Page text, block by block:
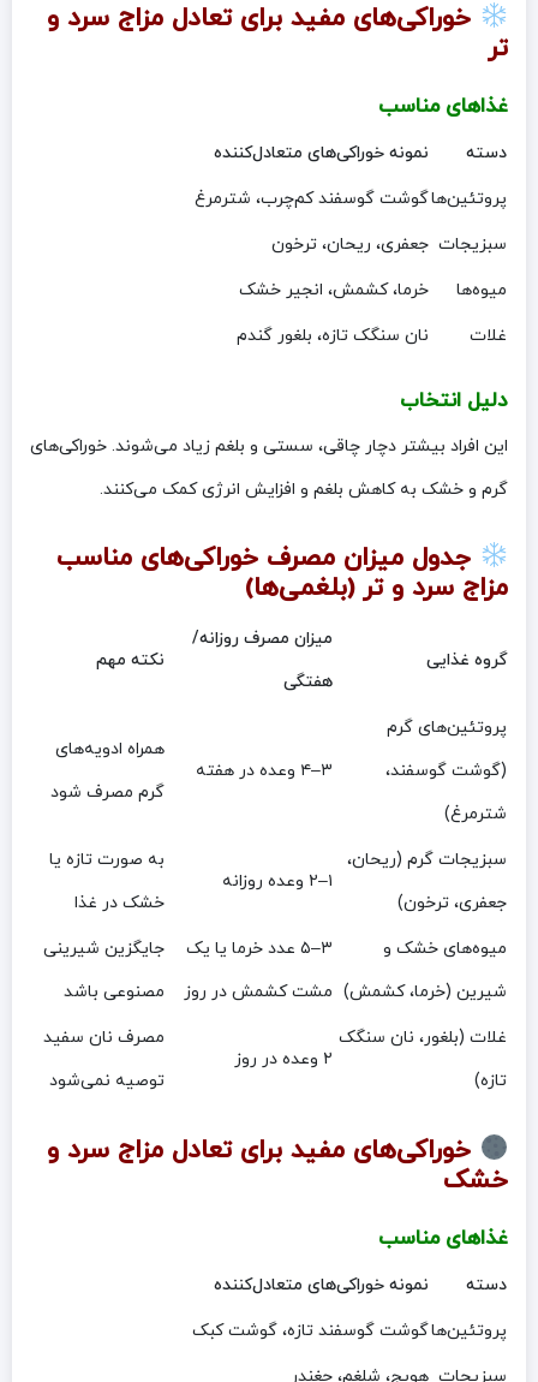
خوراکی‌های مفید برای تعادل مزاج سرد و
تر
غذاهای مناسب
دسته
نمونه خوراکی‌های متعادل‌کننده
پروتئین‌هاگوشت گوسفند کم‌چرب، شترمرغ
سبزیجات جعفری، ریحان، ترخون
میوه‌ها
خرما، کشمش، انجیر خشک
غلات
نان سنگک تازه، بلغور گندم
دلیل انتخاب
این افراد بیشتر دچار چاقی، سستی و بلغم زیاد می‌شوند. خوراکی‌های
گرم و خشک به کاهش بلغم و افزایش انرژی کمک می‌کنند.
جدول میزان مصرف خوراکی‌های مناسب
مزاج سرد و تر (بلغمی‌ها)
گروه غذایی
میزان مصرف روزانه/
هفتگی
نکته مهم
پروتئین‌های گرم
(گوشت گوسفند،
شترمرغ)
۳–۴ وعده در هفته
همراه ادویه‌های
گرم مصرف شود
سبزیجات گرم (ریحان،
جعفری، ترخون)
۱–۲ وعده روزانه
به صورت تازه یا
خشک در غذا
میوه‌های خشک و
شیرین (خرما، کشمش)
۳–۵ عدد خرما یا یک
مشت کشمش در روز
جایگزین شیرینی
مصنوعی باشد
غلات (بلغور، نان سنگک
تازه)
۲ وعده در روز
مصرف نان سفید
توصیه نمی‌شود
خوراکی‌های مفید برای تعادل مزاج سرد و
خشک
غذاهای مناسب
دسته
نمونه خوراکی‌های متعادل‌کننده
پروتئین‌هاگوشت گوسفند تازه، گوشت کبک
سبزیجات هویج، شلغم، چغندر